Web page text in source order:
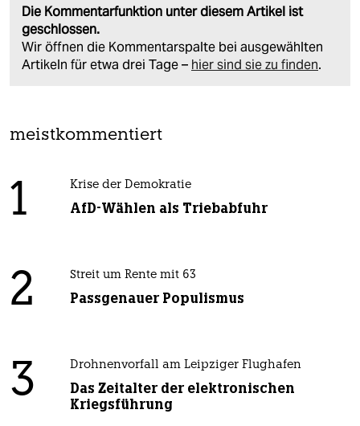
Die Kommentarfunktion unter diesem Artikel ist
geschlossen.
Wir öffnen die Kommentarspalte bei ausgewählten
Artikeln für etwa drei Tage – hier sind sie zu finden.
meistkommentiert
1 Krise der Demokratie
AfD-Wählen als Triebabfuhr
2 Streit um Rente mit 63
Passgenauer Populismus
3 Drohnenvorfall am Leipziger Flughafen
Das Zeitalter der elektronischen
Kriegsführung